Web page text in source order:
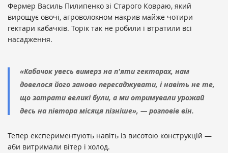
Фермер Василь Пилипенко зі Старого Ковраю, який
вирощує овочі, агроволокном накрив майже чотири
гектари кабачків. Торік так не робили і втратили всі
насадження.
«Кабачок увесь вимерз на пʼяти гектарах, нам
довелося його заново пересаджувати, і навіть не те,
що затрати великі були, а ми отримували урожай
десь на півтора місяця пізніше», — розповів він.
Тепер експериментують навіть із висотою конструкцій —
аби витримали вітер і холод.